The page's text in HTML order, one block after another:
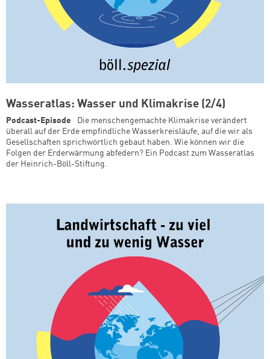
Wasseratlas: Wasser und Klimakrise (2/4)
Podcast-Episode
Die menschengemachte Klimakrise verändert
überall auf der Erde empfindliche Wasserkreisläufe, auf die wir als
Gesellschaften sprichwörtlich gebaut haben. Wie können wir die
Folgen der Erderwärmung abfedern? Ein Podcast zum Wasseratlas
der Heinrich-Böll-Stiftung.